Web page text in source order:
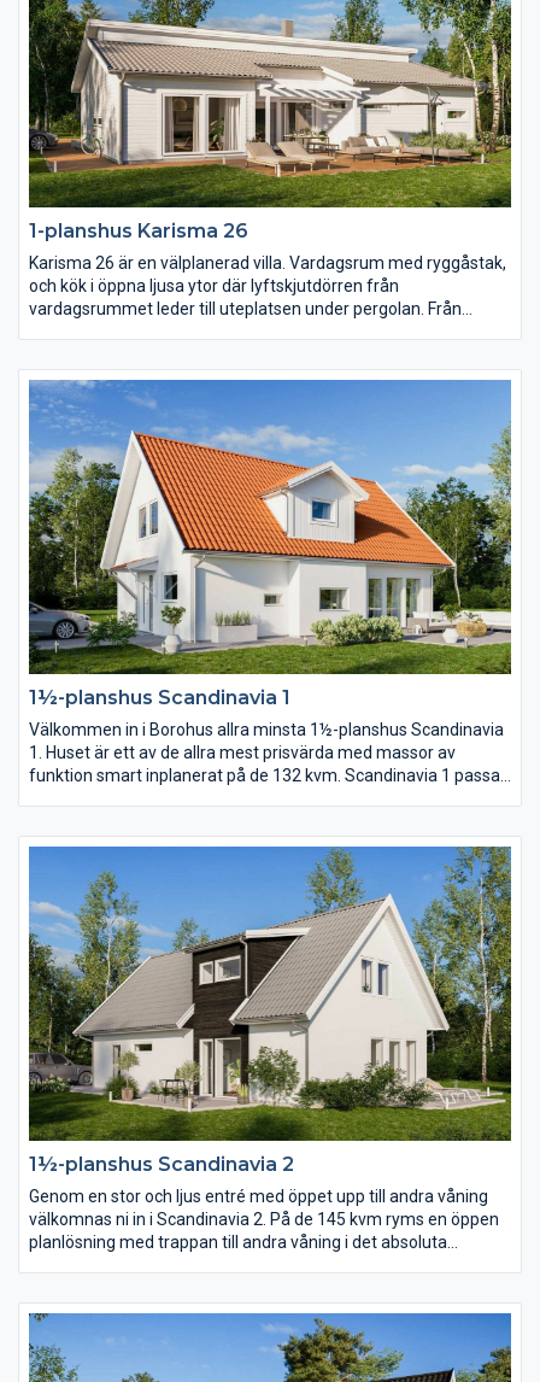
1-planshus Karisma 26
Karisma 26 är en välplanerad villa. Vardagsrum med ryggåstak,
och kök i öppna ljusa ytor där lyftskjutdörren från
vardagsrummet leder till uteplatsen under pergolan. Från
klädvården, en klädvård i generös storlek. Separerat från
gemensamhetsytorna ligger sovrummen och allrum.
1½-planshus Scandinavia 1
Välkommen in i Borohus allra minsta 1½-planshus Scandinavia
1. Huset är ett av de allra mest prisvärda med massor av
funktion smart inplanerat på de 132 kvm. Scandinavia 1 passar
den finaste delen av trädgården eller utsikten.
1½-planshus Scandinavia 2
Genom en stor och ljus entré med öppet upp till andra våning
välkomnas ni in i Scandinavia 2. På de 145 kvm ryms en öppen
planlösning med trappan till andra våning i det absoluta